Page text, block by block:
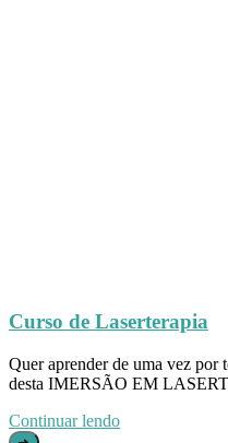
Curso de Laserterapia
Quer aprender de uma vez por
desta IMERSÃO EM
Continuar lendo